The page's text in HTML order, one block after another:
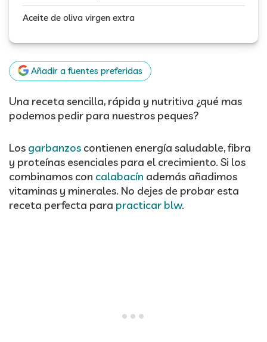
Aceite de oliva virgen extra
Añadir a fuentes preferidas
Una receta sencilla, rápida y nutritiva ¿qué mas
podemos pedir para nuestros peques?
Los garbanzos contienen energía saludable, fibra
y proteínas esenciales para el crecimiento. Si los
combinamos con calabacín además añadimos
vitaminas y minerales. No dejes de probar esta
receta perfecta para practicar blw.